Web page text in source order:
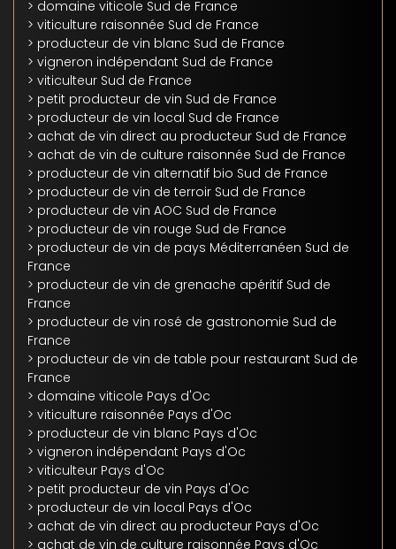
> domaine viticole Sud de France
> viticulture raisonnée Sud de France
> producteur de vin blanc Sud de France
> vigneron indépendant Sud de France
> viticulteur Sud de France
> petit producteur de vin Sud de France
> producteur de vin local Sud de France
> achat de vin direct au producteur Sud de France
> achat de vin de culture raisonnée Sud de France
> producteur de vin alternatif bio Sud de France
> producteur de vin de terroir Sud de France
> producteur de vin AOC Sud de France
> producteur de vin rouge Sud de France
> producteur de vin de pays Méditerranéen Sud de
France
> producteur de vin de grenache apéritif Sud de
France
> producteur de vin rosé de gastronomie Sud de
France
> producteur de vin de table pour restaurant Sud de
France
> domaine viticole Pays d'Oc
> viticulture raisonnée Pays d'Oc
> producteur de vin blanc Pays d'Oc
> vigneron indépendant Pays d'Oc
> viticulteur Pays d'Oc
> petit producteur de vin Pays d'Oc
> producteur de vin local Pays d'Oc
> achat de vin direct au producteur Pays d'Oc
> achat de vin de culture raisonnée Pays d'Oc